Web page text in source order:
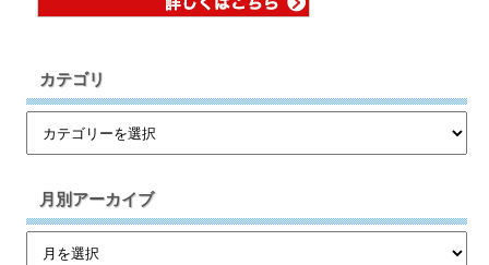
カテゴリ
月別アーカイブ